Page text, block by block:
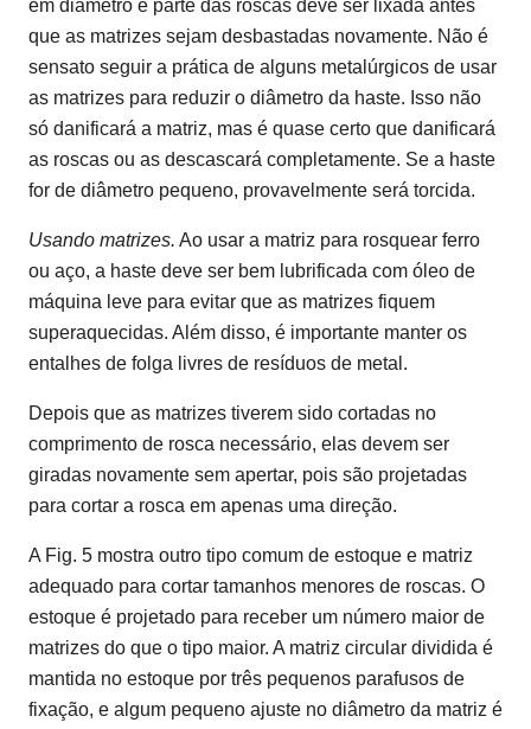
em diâmetro e parte das roscas deve ser lixada antes
que as matrizes sejam desbastadas novamente. Não é
sensato seguir a prática de alguns metalúrgicos de usar
as matrizes para reduzir o diâmetro da haste. Isso não
só danificará a matriz, mas é quase certo que danificará
as roscas ou as descascará completamente. Se a haste
for de diâmetro pequeno, provavelmente será torcida.
Usando matrizes. Ao usar a matriz para rosquear ferro
ou aço, a haste deve ser bem lubrificada com óleo de
máquina leve para evitar que as matrizes fiquem
superaquecidas. Além disso, é importante manter os
entalhes de folga livres de resíduos de metal.
Depois que as matrizes tiverem sido cortadas no
comprimento de rosca necessário, elas devem ser
giradas novamente sem apertar, pois são projetadas
para cortar a rosca em apenas uma direção.
A Fig. 5 mostra outro tipo comum de estoque e matriz
adequado para cortar tamanhos menores de roscas. O
estoque é projetado para receber um número maior de
matrizes do que o tipo maior. A matriz circular dividida é
mantida no estoque por três pequenos parafusos de
fixação, e algum pequeno ajuste no diâmetro da matriz é